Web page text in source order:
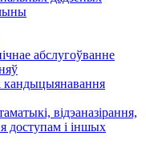
абслугоўванне
кандыцыянавання
відэаназірання,
доступам і іншых